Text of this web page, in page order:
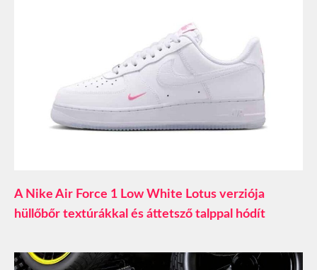
A Nike Air Force 1 Low White Lotus verziója
hüllőbőr textúrákkal és áttetsző talppal hódít